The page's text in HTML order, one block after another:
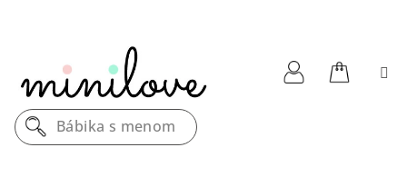
Bábika s menom